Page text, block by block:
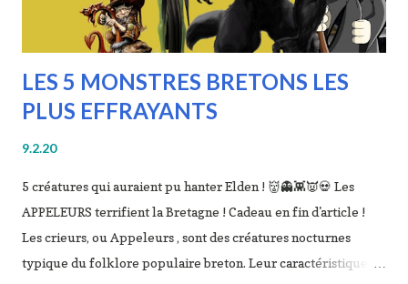
LES 5 MONSTRES BRETONS LES
PLUS EFFRAYANTS
9.2.20
5 créatures qui auraient pu hanter Elden ! 👹👻👾👿💀 Les
APPELEURS terrifient la Bretagne ! Cadeau en fin d'article !
Les crieurs, ou Appeleurs , sont des créatures nocturnes
typique du folklore populaire breton. Leur caractéristique